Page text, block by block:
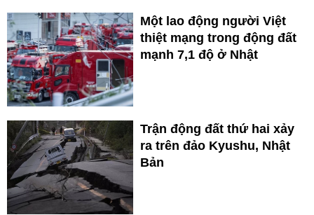
Một lao động người Việt
thiệt mạng trong động đất
mạnh 7,1 độ ở Nhật
Trận động đất thứ hai xảy
ra trên đảo Kyushu, Nhật
Bản